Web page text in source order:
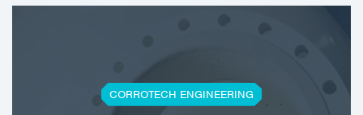
CORROTECH ENGINEERING